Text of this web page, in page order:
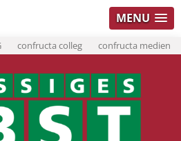
MENU
confructa colleg confructa medien